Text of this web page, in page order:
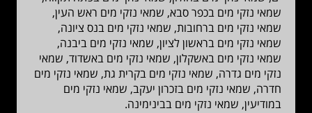
שמאי נזקי מים בכפר סבא, שמאי נזקי מים ראש העין,
שמאי נזקי מים ברחובות, שמאי נזקי מים בנס ציונה,
שמאי נזקי מים בראשון לציון, שמאי נזקי מים ביבנה,
שמאי נזקי מים באשקלון, שמאי נזקי מים באשדוד, שמאי
נזקי מים גדרה, שמאי נזקי מים בקרית גת, שמאי נזקי מים
חדרה, שמאי נזקי מים בזכרון יעקב, שמאי נזקי מים
במודיעין, שמאי נזקי מים בבינימינה.